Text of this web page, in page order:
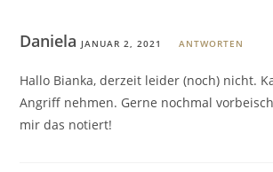
Daniela JANUAR 2, 2021 ANTWORTEN
Hallo Bianka, derzeit leider (noch) nicht.
Angriff nehmen. Gerne nochmal
mir das notiert!